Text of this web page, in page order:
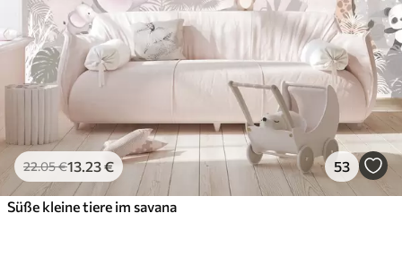
22.05€13.23€ 53
Süße kleine tiere im savana